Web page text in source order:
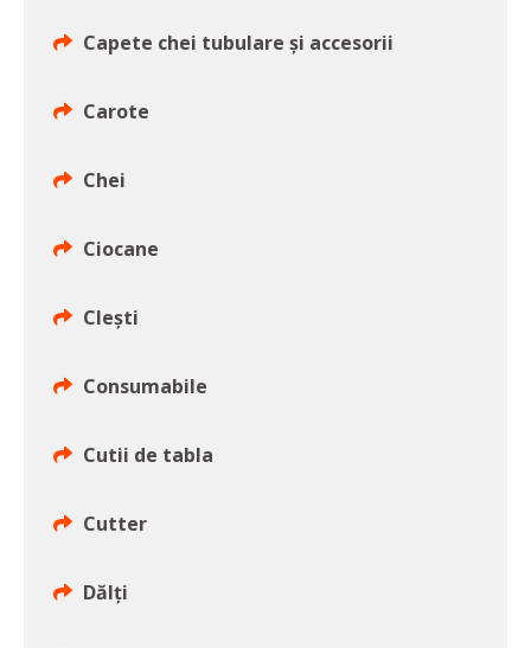
Capete chei tubulare şi accesorii
Carote
Chei
Ciocane
Cleşti
Consumabile
Cutii de tabla
Cutter
Dălţi